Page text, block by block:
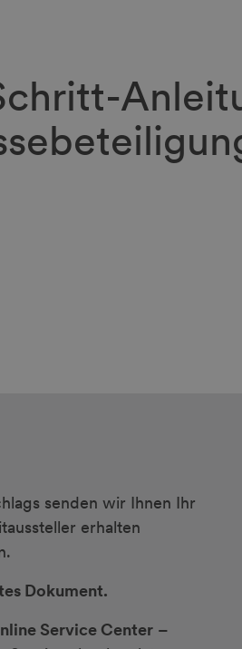
senden wir Ihnen Ihr
erhalten
Dokument.
Service Center –